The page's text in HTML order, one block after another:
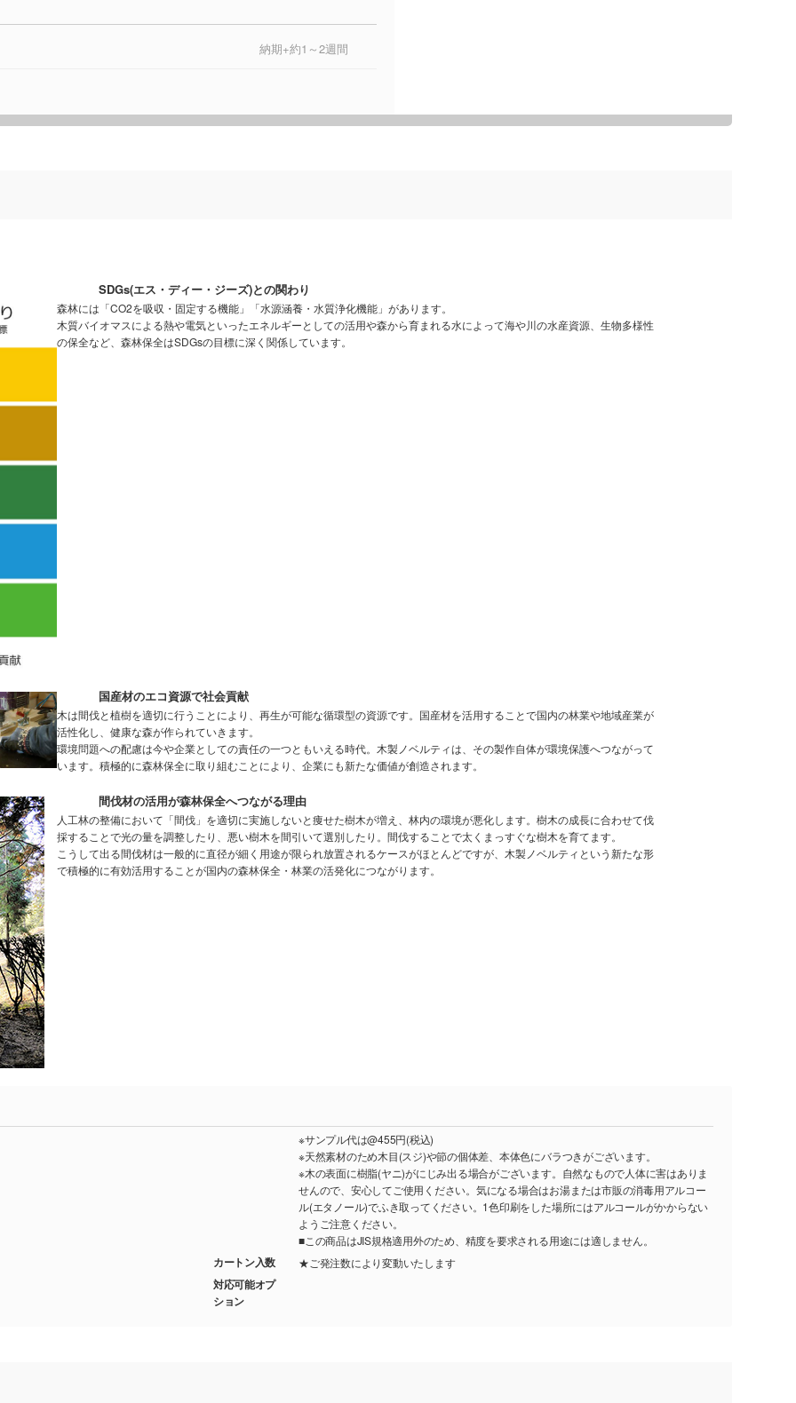
納期+約1～2週間
SDGs(エス・ディー・ジーズ)との関わり
森林には「CO2を吸収・固定する機能」「水源涵養・水質浄化機能」があります。
木質バイオマスによる熱や電気といったエネルギーとしての活用や森から育まれる水によって海や川の水産資源、生物多様性
の保全など、森林保全はSDGsの目標に深く関係しています。
国産材のエコ資源で社会貢献
木は間伐と植樹を適切に行うことにより、再生が可能な循環型の資源です。国産材を活用することで国内の林業や地域産業が
活性化し、健康な森が作られていきます。
環境問題への配慮は今や企業としての責任の一つともいえる時代。木製ノベルティは、その製作自体が環境保護へつながって
います。積極的に森林保全に取り組むことにより、企業にも新たな価値が創造されます。
間伐材の活用が森林保全へつながる理由
人工林の整備において「間伐」を適切に実施しないと痩せた樹木が増え、林内の環境が悪化します。樹木の成長に合わせて伐
採することで光の量を調整したり、悪い樹木を間引いて選別したり。間伐することで太くまっすぐな樹木を育てます。
こうして出る間伐材は一般的に直径が細く用途が限られ放置されるケースがほとんどですが、木製ノベルティという新たな形
で積極的に有効活用することが国内の森林保全・林業の活発化につながります。
※サンプル代は@455円(税込)
※天然素材のため木目(スジ)や節の個体差、本体色にバラつきがございます。
※木の表面に樹脂(ヤニ)がにじみ出る場合がございます。自然なもので人体に害はありま
せんので、安心してご使用ください。気になる場合はお湯または市販の消毒用アルコー
ル(エタノール)でふき取ってください。1色印刷をした場所にはアルコールがかからない
ようご注意ください。
■この商品はJIS規格適用外のため、精度を要求される用途には適しません。
カートン入数 ★ご発注数により変動いたします
対応可能オプ
ション